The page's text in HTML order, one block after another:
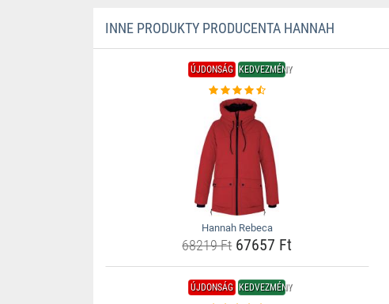
INNE PRODUKTY PRODUCENTA HANNAH
ÚJDONSÁG KEDVEZMÉNY
Hannah Rebeca
68219 Ft67657 Ft
ÚJDONSÁG KEDVEZMÉNY